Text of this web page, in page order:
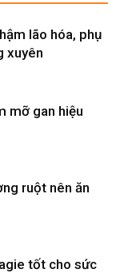
lão hóa, phụ
xuyên
mỡ gan hiệu
ruột nên ăn
tốt cho sức